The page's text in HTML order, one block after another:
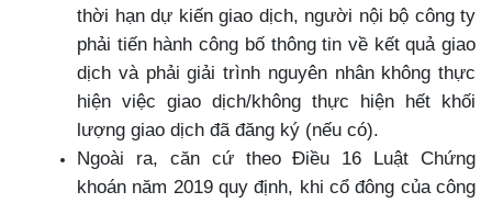
thời hạn dự kiến giao dịch, người nội bộ công ty
phải tiến hành công bố thông tin về kết quả giao
dịch và phải giải trình nguyên nhân không thực
hiện việc giao dịch/không thực hiện hết khối
lượng giao dịch đã đăng ký (nếu có).
Ngoài ra, căn cứ theo Điều 16 Luật Chứng
khoán năm 2019 quy định, khi cổ đông của công